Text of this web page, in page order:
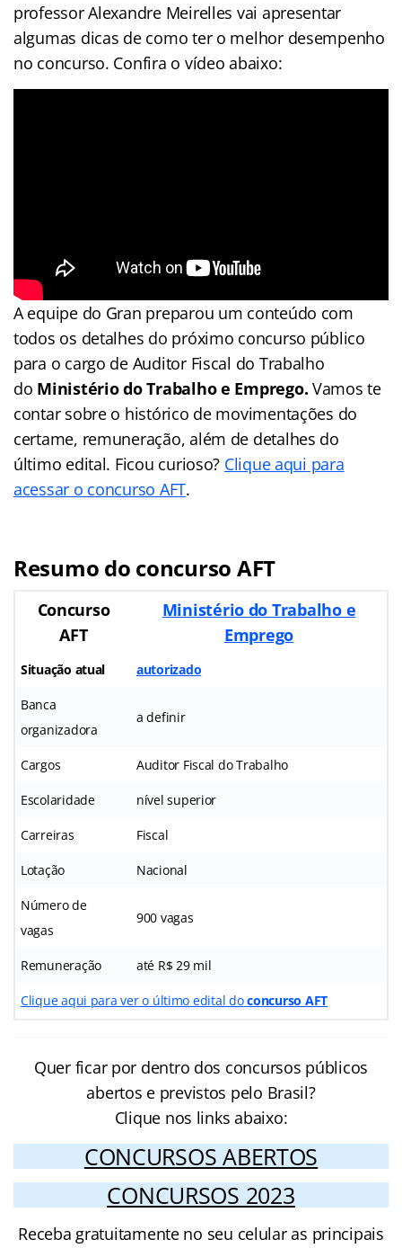
professor Alexandre Meirelles vai apresentar
algumas dicas de como ter o melhor desempenho
no concurso. Confira o vídeo abaixo:
A equipe do Gran preparou um conteúdo com
todos os detalhes do próximo concurso público
para o cargo de Auditor Fiscal do Trabalho
do Ministério do Trabalho e Emprego.Vamos te
contar sobre o histórico de movimentações do
certame, remuneração, além de detalhes do
último edital. Ficou curioso? Clique aqui para
acessar o concurso AFT.
Resumo do concurso AFT
Concurso
AFT
Ministério do Trabalho e
Emprego
Situação atual autorizado
Banca
organizadora
a definir
Cargos Auditor Fiscal do Trabalho
Escolaridade nível superior
Carreiras Fiscal
Lotação Nacional
Número de
vagas
900 vagas
Remuneração até R$ 29 mil
Clique aqui para ver o último edital doconcurso AFT
Quer ficar por dentro dos concursos públicos
abertos e previstos pelo Brasil?
Clique nos links abaixo:
CONCURSOS ABERTOS
CONCURSOS 2023
Receba gratuitamente no seu celular as principais